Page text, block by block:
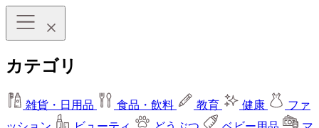
カテゴリ
雑貨・日用品 食品・飲料 教育 健康
ファ